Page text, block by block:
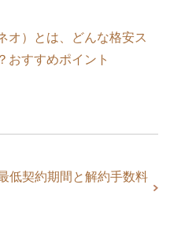
オ）とは、どんな格安ス
おすすめポイント
低契約期間と解約手数料